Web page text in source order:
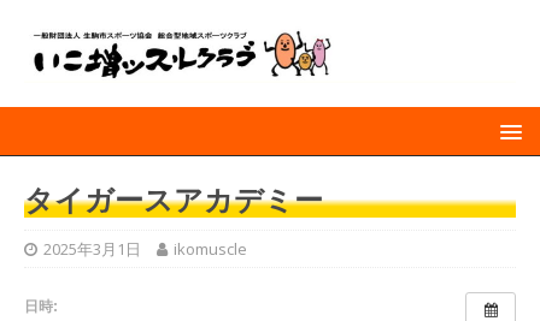
タイガースアカデミー
2025年3月1日 ikomuscle
日時: